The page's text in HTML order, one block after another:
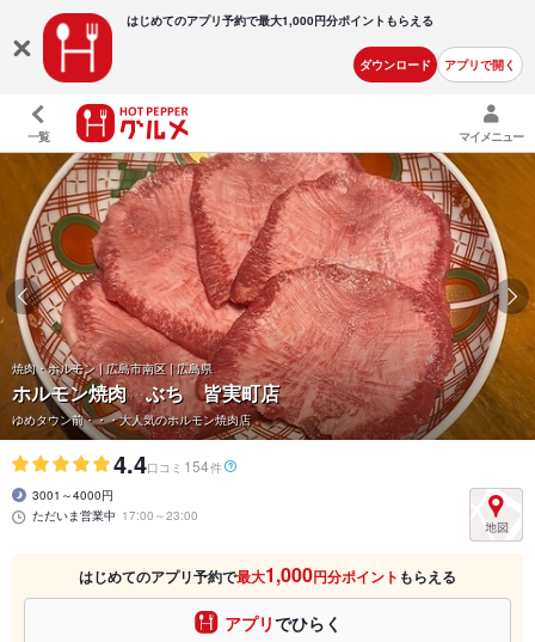
はじめてのアプリ予約で最大1,000円分ポイントもらえる
ダウンロード アプリで開く
一覧 マイメニュー
焼肉・ホルモン | 広島市南区 | 広島県
ホルモン焼肉 ぶち 皆実町店
ゆめタウン前・・・大人気のホルモン焼肉店
4.4口コミ 154件
3001～4000円
ただいま営業中 17:00～23:00
はじめてのアプリ予約で最大1,000円分ポイント もらえる
アプリでひらく